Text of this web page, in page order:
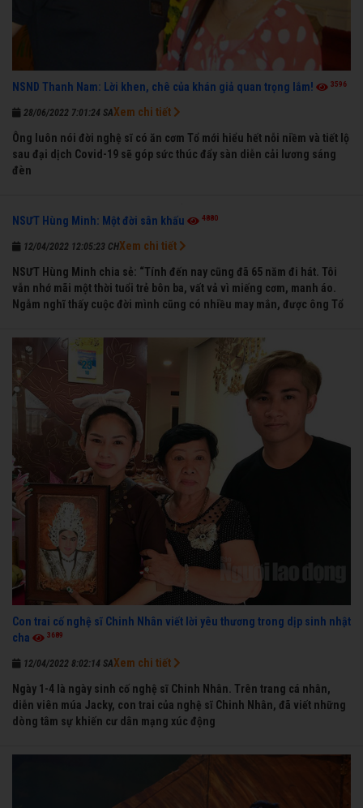
NSND Thanh Nam: Lời khen, chê của khán giả quan trọng lắm! 3596
28/06/2022 7:01:24 SA
Ông luôn nói đời nghệ sĩ có ăn cơm Tổ mới hiểu hết nỗi niềm và tiết lộ
sau đại dịch Covid-19 sẽ góp sức thúc đẩy sàn diễn cải lương sáng
đèn
Xem chi tiết
NSƯT Hùng Minh: Một đời sân khấu 4880
12/04/2022 12:05:23 CH
NSƯT Hùng Minh chia sẻ: “Tính đến nay cũng đã 65 năm đi hát. Tôi
vẫn nhớ mãi một thời tuổi trẻ bôn ba, vất vả vì miếng cơm, manh áo.
Ngẫm nghĩ thấy cuộc đời mình cũng có nhiều may mắn, được ông Tổ
trong dòng đời xuôi ngược nhận được những cơ may để từng bước
thành danh với nghiệp ca diễn”.
Xem chi tiết
Con trai cố nghệ sĩ Chinh Nhân viết lời yêu thương trong dịp sinh nhật
cha
3689
12/04/2022 8:02:14 SA
Ngày 1-4 là ngày sinh cố nghệ sĩ Chinh Nhân. Trên trang cá nhân,
diễn viên múa Jacky, con trai của nghệ sĩ Chinh Nhân, đã viết những
dòng tâm sự khiến cư dân mạng xúc động
Xem chi tiết